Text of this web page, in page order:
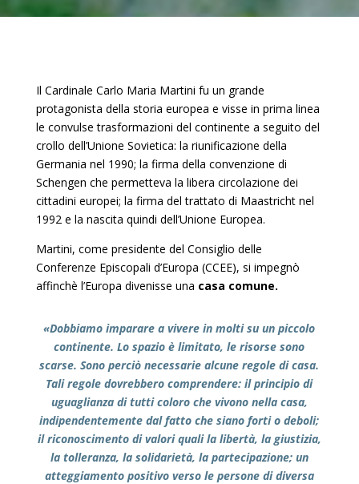
Il Cardinale Carlo Maria Martini fu un grande
protagonista della storia europea e visse in prima linea
le convulse trasformazioni del continente a seguito del
crollo dell’Unione Sovietica: la riunificazione della
Germania nel 1990; la firma della convenzione di
Schengen che permetteva la libera circolazione dei
cittadini europei; la firma del trattato di Maastricht nel
1992 e la nascita quindi dell’Unione Europea.
Martini, come presidente del Consiglio delle
Conferenze Episcopali d’Europa (CCEE), si impegnò
affinchè l’Europa divenisse una casa comune.
«Dobbiamo imparare a vivere in molti su un piccolo
continente. Lo spazio è limitato, le risorse sono
scarse. Sono perciò necessarie alcune regole di casa.
Tali regole dovrebbero comprendere: il principio di
uguaglianza di tutti coloro che vivono nella casa,
indipendentemente dal fatto che siano forti o deboli;
il riconoscimento di valori quali la libertà, la giustizia,
la tolleranza, la solidarietà, la partecipazione; un
atteggiamento positivo verso le persone di diversa